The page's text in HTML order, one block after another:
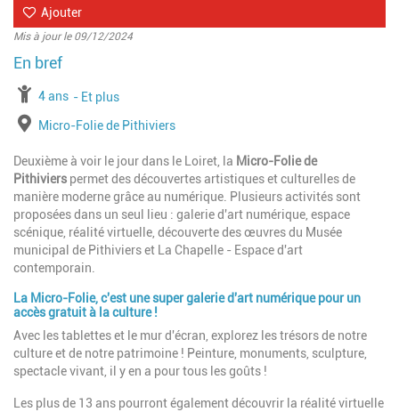
Ajouter
Mis à jour le 09/12/2024
à partir de
4 ans jusqu'à l'âge de
Et plus
Lieu
Micro-Folie de Pithiviers
Deuxième à voir le jour dans le Loiret, la Micro-Folie de
Pithiviers permet des découvertes artistiques et culturelles de
manière moderne grâce au numérique. Plusieurs activités sont
proposées dans un seul lieu : galerie d'art numérique, espace
scénique, réalité virtuelle, découverte des œuvres du Musée
municipal de Pithiviers et La Chapelle - Espace d'art
contemporain.
La Micro-Folie, c'est une super galerie d'art numérique pour un
accès gratuit à la culture!
Avec les tablettes et le mur d'écran, explorez les trésors de notre
culture et de notre patrimoine ! Peinture, monuments, sculpture,
spectacle vivant, il y en a pour tous les goûts !
Les plus de 13 ans pourront également découvrir la réalité virtuelle